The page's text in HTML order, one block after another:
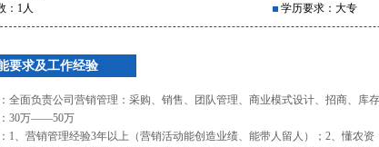
：1人
学历要求：大专
要求及工作经验
全面负责公司营销管理：采购、销售、团队管理、商业模式设计、招商、库存
30万——50万
1、营销管理经验3年以上（营销活动能创造业绩、能带人留人）；2、懂农